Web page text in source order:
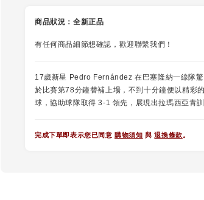
商品狀況： 全新正品
有任何商品細節想確認，歡迎聯繫我們！
17歲新星 Pedro Fernández 在巴塞隆納一線隊
於比賽第78分鐘替補上場，不到十分鐘便以精彩
球，協助球隊取得 3-1 領先，展現出拉瑪西亞青訓
完成下單即表示您已同意 購物須知 與退換條款。